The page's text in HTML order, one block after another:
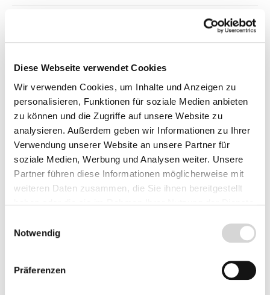
Diese Webseite verwendet Cookies
Wir verwenden Cookies, um Inhalte und Anzeigen zu
personalisieren, Funktionen für soziale Medien anbieten
zu können und die Zugriffe auf unsere Website zu
analysieren. Außerdem geben wir Informationen zu Ihrer
Verwendung unserer Website an unsere Partner für
soziale Medien, Werbung und Analysen weiter. Unsere
Partner führen diese Informationen möglicherweise mit
weiteren Daten zusammen, die Sie ihnen bereitgestellt
Notwendig
Präferenzen
ab400 1,16 €*
Preise inkl. MwSt.zzgl. Versandkosten
Lieferzeit: 4 - 8 Werktage
Herkunft
Produkt Anzahl: Gib den gewünschten
Fragen zum Artikel